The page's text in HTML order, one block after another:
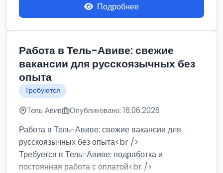
Подробнее
Работа в Тель-Авиве: свежие
вакансии для русскоязычных без
опыта
Требуются
Тель Авив Опубликовано: 16.06.2026
Работа в Тель-Авиве: свежие вакансии для
русскоязычных без опыта<br />
Требуется в Тель-Авиве: подработка и
постоянная работа с оплатой<br />